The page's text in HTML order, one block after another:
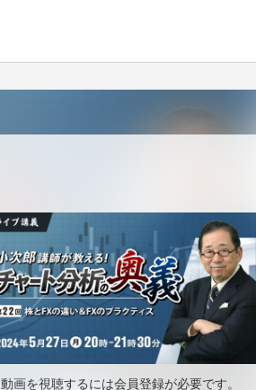
動画を視聴するには会員登録が必要です。